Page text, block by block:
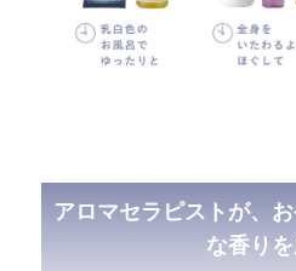
アロマセラピストが、
な香り